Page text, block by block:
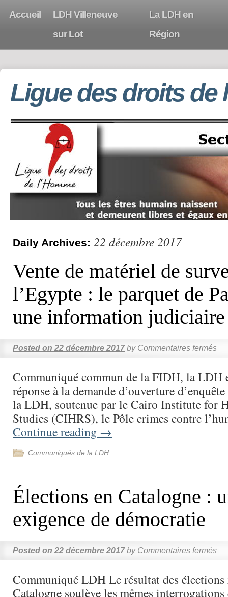
Accueil
LDH Villeneuve
sur Lot
La LDH en
Région
Ligue des droits de
Daily Archives: 22 décembre 2017
Vente de matériel de
l’Egypte : le parquet de
une information judiciaire
Posted on 22 décembre 2017 by Commentaires fermés
Communiqué commun de la FIDH, la
réponse à la demande d’ouverture
la LDH, soutenue par le Cairo Institute for
Studies (CIHRS), le Pôle crimes contre
Continue reading →
Communiqués de la LDH
Élections en Catalogne :
exigence de démocratie
Posted on 22 décembre 2017 by Commentaires fermés
Communiqué LDH Le résultat des élections
Catalogne soulève les mêmes interrogations